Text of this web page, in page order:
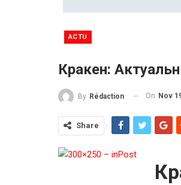
ACTU
Кракен:
By Rédaction On Nov
Share